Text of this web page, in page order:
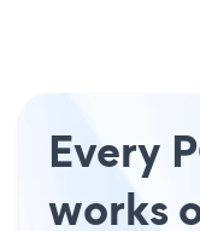
Every
works